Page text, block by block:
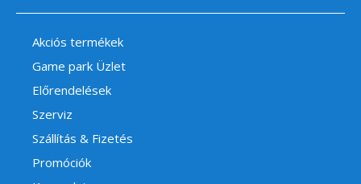
Akciós termékek
Game park Üzlet
Előrendelések
Szerviz
Szállítás & Fizetés
Promóciók